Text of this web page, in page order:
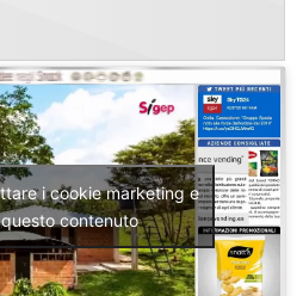
i cookie marketing e
contenuto